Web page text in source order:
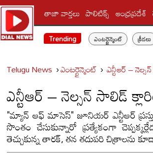
తాజా వార్తలు పాలిటిక్స్‌ ఆంధ్రప్రదేశ్
Trending
ఎంటర్టైన్మెంట్ క్రీడలు
Telugu News ఎంటర్టైన్మెంట్ ఎన్టీఆర్ –
ఎన్టీఆర్ – నెల్సన్ సాలిడ్
"మ్యాన్ ఆఫ్ మాసెస్" జూనియర్ ఎన్టీఆర్
సొంతం చేసుకున్నారో ప్రత్యేకంగా
తెచ్చుకున్న తారక్, తన తదుపరి చిత్రాలను